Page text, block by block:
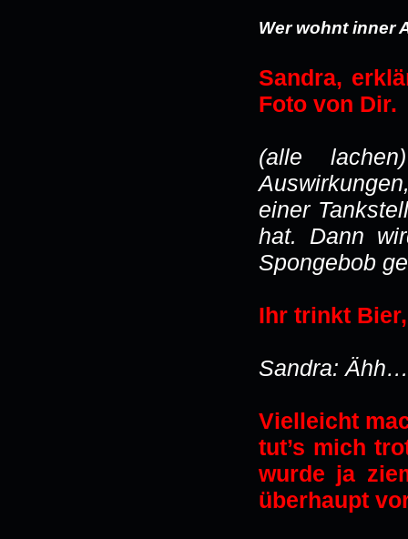
Wer wohnt inner
Sandra,
Foto von Dir.
(alle
einer
hat. Dann
Spongebob
Ihr trinkt
Sandra:
Vielleicht
tut’s mich
wurde ja
überhaupt